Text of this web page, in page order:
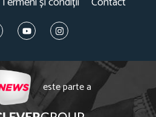
este parte a